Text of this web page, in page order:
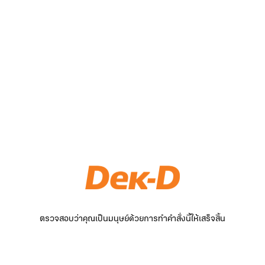
ตรวจสอบว่าคุณเป็นมนุษย์ด้วยการทำคำสั่งนี้ให้เสร็จสิ้น